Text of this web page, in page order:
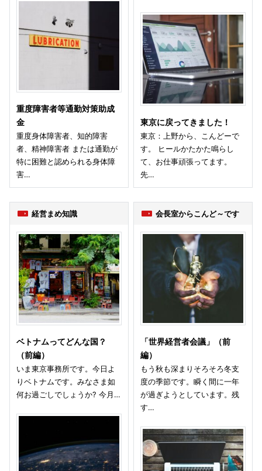
重度障害者等通勤対策助成
金
重度身体障害者、知的障害
者、精神障害者 または通勤が
特に困難と認められる身体障
害…
東京に戻ってきました！
東京：上野から、こんどーで
す。 ヒールかたかた鳴らし
て、お仕事頑張ってます。
先…
経営まめ知識
ベトナムってどんな国？
（前編）
いま東京事務所です。今日よ
りベトナムです。みなさま如
何お過ごしでしょうか? 今月…
会長室からこんど～です
「世界経営者会議」（前
編）
もう秋も深まりそろそろ冬支
度の季節です。瞬く間に一年
が過ぎようとしています。残
す…